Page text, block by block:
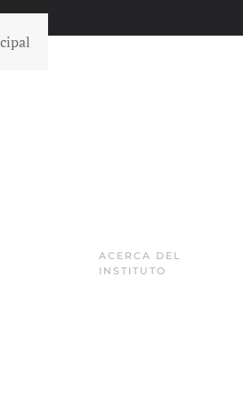
ACERCA DEL
INSTITUTO